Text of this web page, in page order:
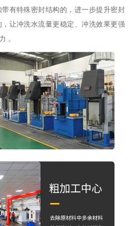
有特殊密封结构的，进一步提升密封
让冲洗水流量更稳定、冲洗效果更强
。